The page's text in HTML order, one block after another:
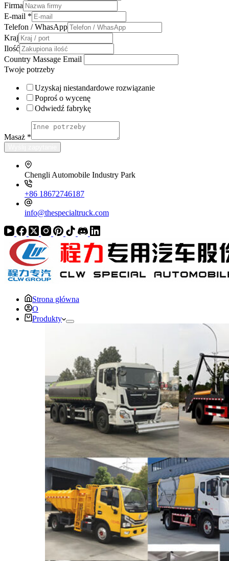
Firma
E-mail *
Telefon / WhasApp
Kraj
Ilość
Country Massage Email
Twoje potrzeby
Uzyskaj niestandardowe rozwiązanie
Poproś o wycenę
Odwiedź fabrykę
Masaż *
Chengli Automobile Industry Park
+86 18672746187
info@thespecialtruck.com
Strona główna
O
Produkty